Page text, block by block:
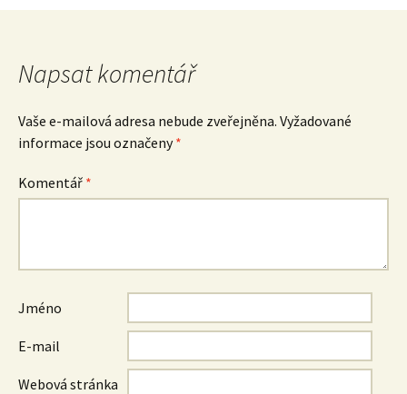
Napsat komentář
Vaše e-mailová adresa nebude zveřejněna. Vyžadované
informace jsou označeny*
Komentář *
Jméno
E-mail
Webová stránka